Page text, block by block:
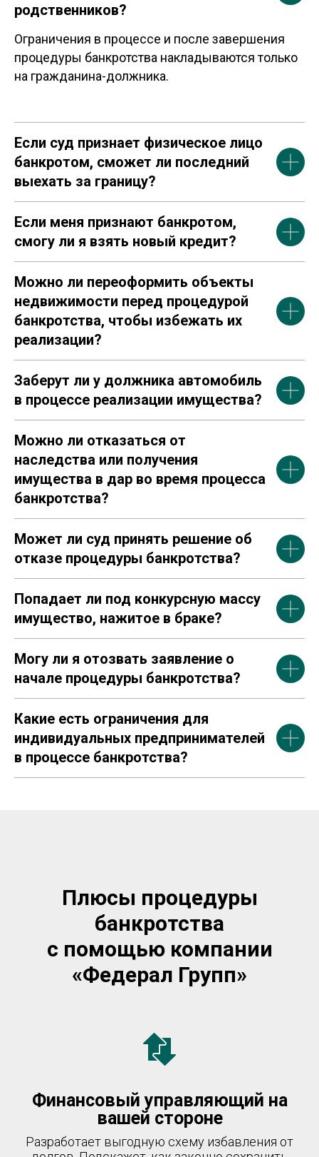
родственников?
Ограничения в процессе и после завершения
процедуры банкротства накладываются только
на гражданина-должника.
Если суд признает физическое лицо
банкротом, сможет ли последний
выехать за границу?
Если меня признают банкротом,
смогу ли я взять новый кредит?
Можно ли переоформить объекты
недвижимости перед процедурой
банкротства, чтобы избежать их
реализации?
Заберут ли у должника автомобиль
в процессе реализации имущества?
Можно ли отказаться от
наследства или получения
имущества в дар во время процесса
банкротства?
Может ли суд принять решение об
отказе процедуры банкротства?
Попадает ли под конкурсную массу
имущество, нажитое в браке?
Могу ли я отозвать заявление о
начале процедуры банкротства?
Какие есть ограничения для
индивидуальных предпринимателей
в процессе банкротства?
Плюсы процедуры
банкротства
с помощью компании
«Федерал Групп»
Финансовый управляющий на
вашей стороне
Разработает выгодную схему избавления от